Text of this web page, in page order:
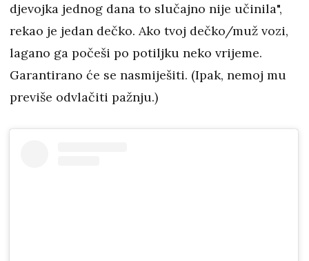
djevojka jednog dana to slučajno nije učinila",
rekao je jedan dečko. Ako tvoj dečko/muž vozi,
lagano ga počeši po potiljku neko vrijeme.
Garantirano će se nasmiješiti. (Ipak, nemoj mu
previše odvlačiti pažnju.)